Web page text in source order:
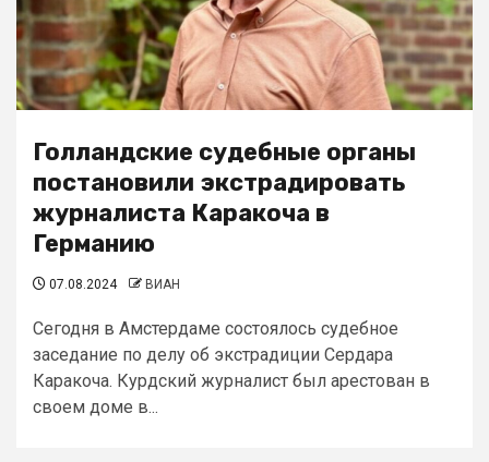
Голландские судебные органы
постановили экстрадировать
журналиста Каракоча в
Германию
07.08.2024 ВИАН
Сегодня в Амстердаме состоялось судебное
заседание по делу об экстрадиции Сердара
Каракоча. Курдский журналист был арестован в
своем доме в...